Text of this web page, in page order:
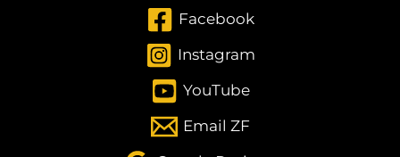
Facebook
Instagram
YouTube
Email ZF